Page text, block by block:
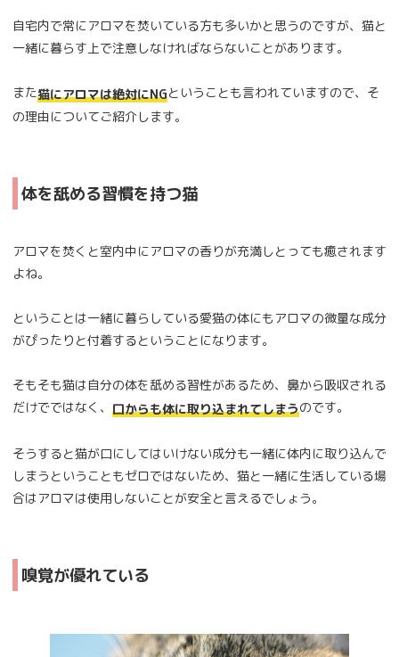
自宅内で常にアロマを焚いている方も多いかと思うのですが、猫と
一緒に暮らす上で注意しなければならないことがあります。
また猫にアロマは絶対にNGということも言われていますので、そ
の理由についてご紹介します。
体を舐める習慣を持つ猫
アロマを焚くと室内中にアロマの香りが充満しとっても癒されます
よね。
ということは一緒に暮らしている愛猫の体にもアロマの微量な成分
がぴったりと付着するということになります。
そもそも猫は自分の体を舐める習性があるため、鼻から吸収される
だけでではなく、 口からも体に取り込まれてしまうのです。
そうすると猫が口にしてはいけない成分も一緒に体内に取り込んで
しまうということもゼロではないため、猫と一緒に生活している場
合はアロマは使用しないことが安全と言えるでしょう。
嗅覚が優れている